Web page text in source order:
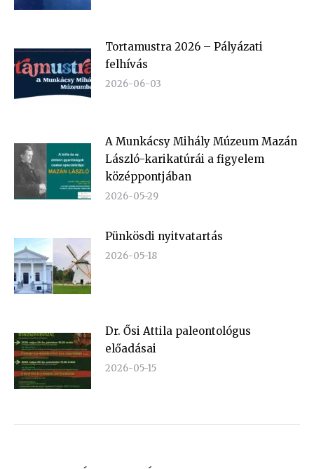
Tortamustra 2026 – Pályázati
felhívás
2026-06-03
A Munkácsy Mihály Múzeum Mazán
László-karikatúrái a figyelem
középpontjában
2026-05-29
Pünkösdi nyitvatartás
2026-05-18
Dr. Ősi Attila paleontológus
előadásai
2026-05-15